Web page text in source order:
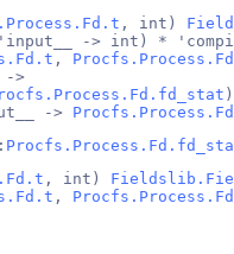
, int)
-> int) *
,
->
->
, int)
,